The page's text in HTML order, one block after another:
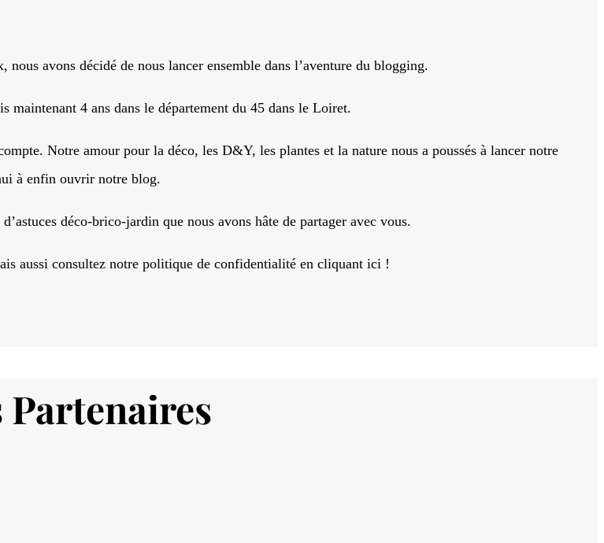
avons décidé de nous lancer ensemble dans l’aventure du blogging.
4 ans dans le département du 45 dans le Loiret.
Notre amour pour la déco, les D&Y, les plantes et la nature nous a poussés à lancer notre
à enfin ouvrir notre blog.
déco-brico-jardin que nous avons hâte de partager avec vous.
aussi consultez notre politique de confidentialité en cliquant ici !
Partenaires